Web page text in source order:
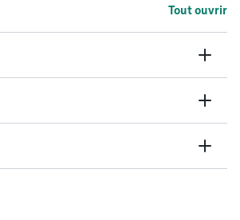
Tout ouvrir